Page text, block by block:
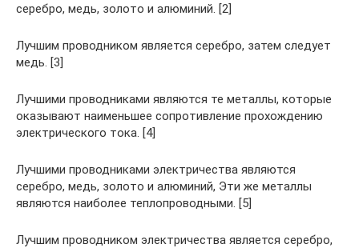
серебро, медь, золото и алюминий. [2]
Лучшим проводником является серебро, затем следует
медь. [3]
Лучшими проводниками являются те металлы, которые
оказывают наименьшее сопротивление прохождению
электрического тока. [4]
Лучшими проводниками электричества являются
серебро, медь, золото и алюминий, Эти же металлы
являются наиболее теплопроводными. [5]
Лучшим проводником электричества является серебро,